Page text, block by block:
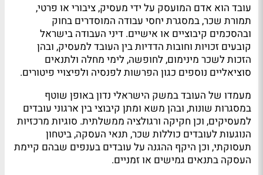
עובד הוא אדם המועסק על ידי מעסיק, ציבורי או פרטי,
תמורת שכר, במסגרת יחסי עבודה המוסדרים בחוק
ובהסכמים קיבוציים או אישיים. דיני העבודה בישראל
קובעים זכויות וחובות הדדיות בין העובד למעסיק, ובהן
הזכות לשכר מינימום, לחופשה, לימי מחלה ולתנאים
סוציאליים נוספים כגון הפרשות לפנסיה ולפיצויי פיטורים.
מעמדו של העובד במשק הישראלי נדון באופן שוטף
במסגרות שונות, ובהן משא ומתן קיבוצי בין ארגוני עובדים
למעסיקים, וכן חקיקה ורגולציה ממשלתית. סוגיות מרכזיות
הנוגעות לעובדים כוללות שכר, תנאי העסקה, ביטחון
תעסוקתי, וכן היקף ההגנה על עובדים בענפים שבהם קיימת
העסקה בתנאים גמישים או זמניים.